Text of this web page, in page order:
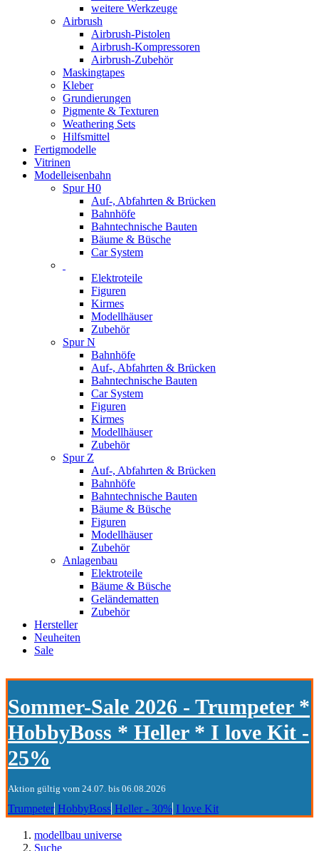
weitere Werkzeuge
Airbrush
Airbrush-Pistolen
Airbrush-Kompressoren
Airbrush-Zubehör
Maskingtapes
Kleber
Grundierungen
Pigmente & Texturen
Weathering Sets
Hilfsmittel
Fertigmodelle
Vitrinen
Modelleisenbahn
Spur H0
Auf-, Abfahrten & Brücken
Bahnhöfe
Bahntechnische Bauten
Bäume & Büsche
Car System
Elektroteile
Figuren
Kirmes
Modellhäuser
Zubehör
Spur N
Bahnhöfe
Auf-, Abfahrten & Brücken
Bahntechnische Bauten
Car System
Figuren
Kirmes
Modellhäuser
Zubehör
Spur Z
Auf-, Abfahrten & Brücken
Bahnhöfe
Bahntechnische Bauten
Bäume & Büsche
Figuren
Modellhäuser
Zubehör
Anlagenbau
Elektroteile
Bäume & Büsche
Geländematten
Zubehör
Hersteller
Neuheiten
Sale
Sommer-Sale 2026 - Trumpeter *
HobbyBoss * Heller * I love Kit -
25%
Aktion gültig vom 24.07. bis 06.08.2026
Trumpeter HobbyBoss Heller - 30% I love Kit
modellbau universe
Suche